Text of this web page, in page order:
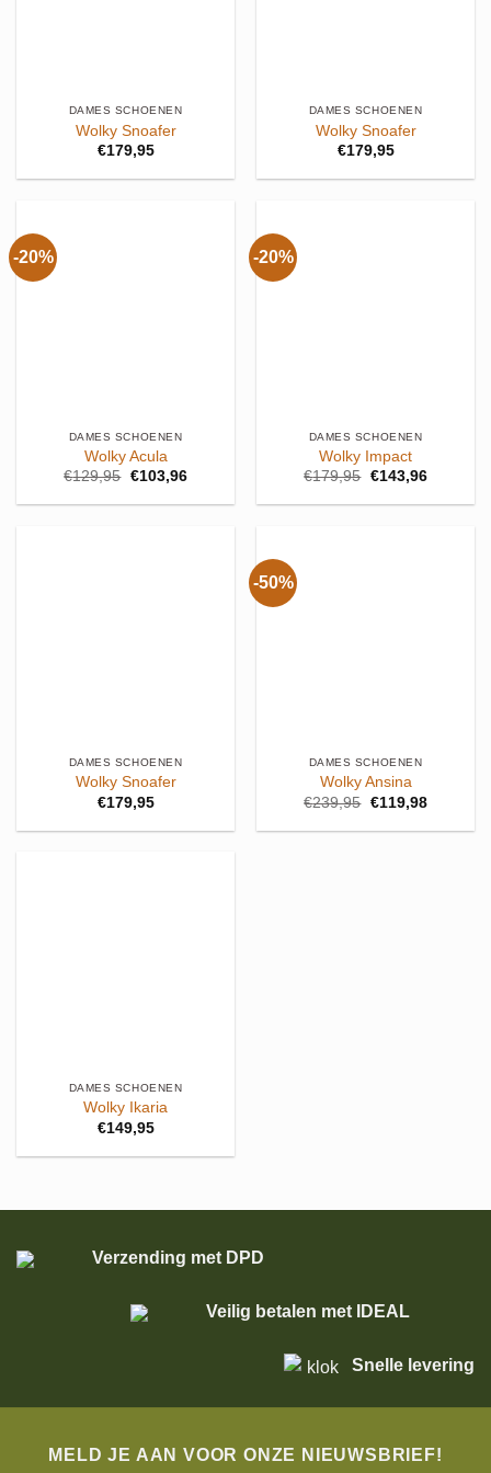
DAMES SCHOENEN
Wolky Snoafer
€179,95
DAMES SCHOENEN
Wolky Snoafer
€179,95
-20%
DAMES SCHOENEN
Wolky Acula
€129,95 Oorspronkelijke
was:
€103,96Huidige
is:
-20%
DAMES SCHOENEN
Wolky Impact
€179,95 Oorspronkelijke
was:
€143,96Huidige
is:
DAMES SCHOENEN
Wolky Snoafer
€179,95
-50%
DAMES SCHOENEN
Wolky Ansina
€239,95 Oorspronkelijke
was:
€119,98Huidige
is:
DAMES SCHOENEN
Wolky Ikaria
€149,95
Verzending met DPD
Veilig betalen met IDEAL
Snelle levering
MELD JE AAN VOOR ONZE NIEUWSBRIEF!